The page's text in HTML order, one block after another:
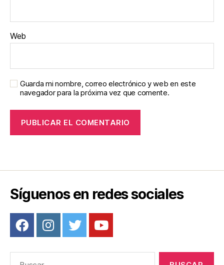
Web
Guarda mi nombre, correo electrónico y web en este
navegador para la próxima vez que comente.
Síguenos en redes sociales